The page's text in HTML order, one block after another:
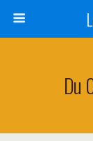
Du